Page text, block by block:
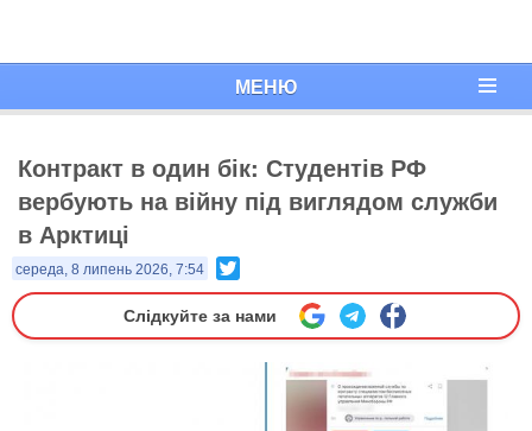
МЕНЮ
Контракт в один бік: Студентів РФ
вербують на війну під виглядом служби
в Арктиці
середа, 8 липень 2026, 7:54
Слідкуйте за нами